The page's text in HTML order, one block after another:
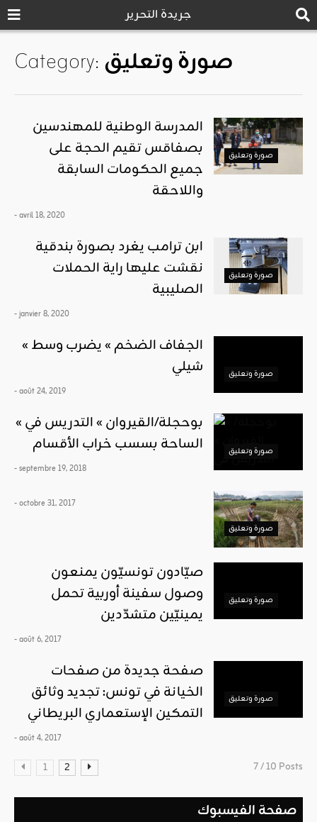
جريدة التحرير
Category:صورة وتعليق
صورة وتعليق
المدرسة الوطنية للمهندسين
بصفاقس تقيم الحجة على
جميع الحكومات السابقة
واللاحقة
- avril 18, 2020
صورة وتعليق
ابن ترامب يغرد بصورة بندقية
نقشت عليها راية الحملات
الصليبية
- janvier 8, 2020
صورة وتعليق
« الجفاف الضخم » يضرب وسط
شيلي
- août 24, 2019
صورة وتعليق
« بوحجلة/القيروان » التدريس في
الساحة بسسب خراب الأقسام
- septembre 19, 2018
صورة وتعليق
- octobre 31, 2017
صورة وتعليق
صيّادون تونسيّون يمنعون
وصول سفينة أوربية تحمل
يمينيّين متشدّدين
- août 6, 2017
صورة وتعليق
صفحة جديدة من صفحات
الخيانة في تونس: تجديد وثائق
التمكين الإستعماري البريطاني
- août 4, 2017
1 2 7 / 10 Posts
صفحة الفيسبوك